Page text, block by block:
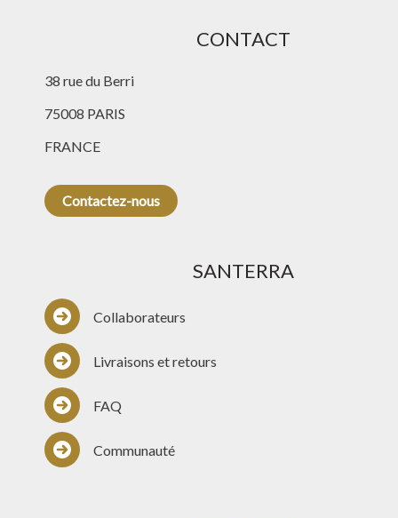
CONTACT
38 rue du Berri
75008 PARIS
FRANCE
Contactez-nous
SANTERRA
Collaborateurs
Livraisons et retours
FAQ
Communauté